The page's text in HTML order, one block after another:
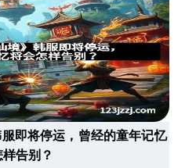
即将停运，曾经的童年记忆
告别？